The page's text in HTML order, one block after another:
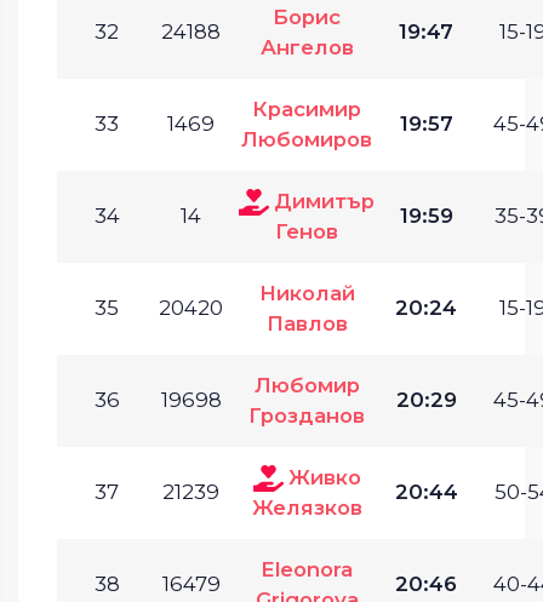
32 24188
Борис
Ангелов
19:47 15-
33 1469
Красимир
Любомиров
19:57 45-
34 14
Димитър
Генов
19:59 35-
35 20420
Николай
Павлов
20:24 15-
36 19698
Любомир
Грозданов
20:29 45-
37 21239
Живко
Желязков
20:44 50-
38 16479
Eleonora
20:46 40-